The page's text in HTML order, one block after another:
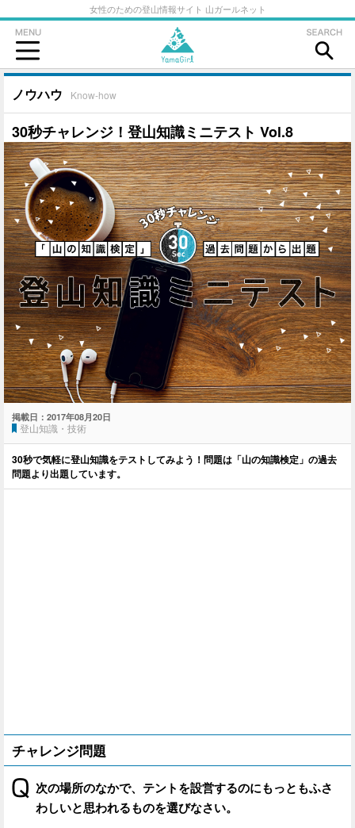
女性のための登山情報サイト 山ガールネット
ノウハウ Know-how
30秒チャレンジ！登山知識ミニテスト Vol.8
掲載日： 2017年08月20日
登山知識・技術
30秒で気軽に登山知識をテストしてみよう！問題は「山の知識検定」の過去
問題より出題しています。
チャレンジ問題
次の場所のなかで、テントを設営するのにもっともふさ
わしいと思われるものを選びなさい。